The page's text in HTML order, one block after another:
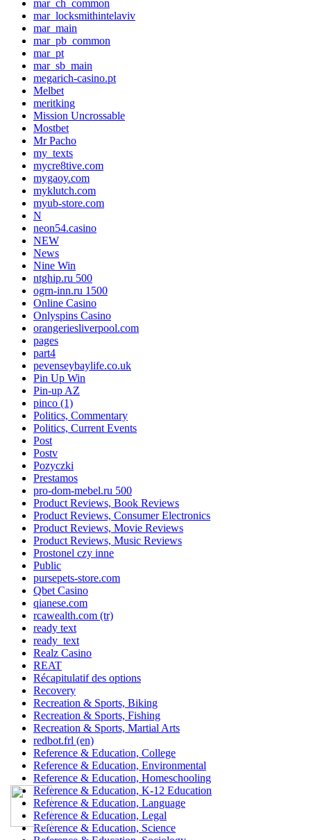
mar_ch_common
mar_locksmithintelaviv
mar_main
mar_pb_common
mar_pt
mar_sb_main
megarich-casino.pt
Melbet
meritking
Mission Uncrossable
Mostbet
Mr Pacho
my_texts
mycre8tive.com
mygaoy.com
myklutch.com
myub-store.com
N
neon54.casino
NEW
News
Nine Win
ntghip.ru 500
ogrn-inn.ru 1500
Online Casino
Onlyspins Casino
orangeriesliverpool.com
pages
part4
pevenseybaylife.co.uk
Pin Up Win
Pin-up AZ
pinco (1)
Politics, Commentary
Politics, Current Events
Post
Postv
Pozyczki
Prestamos
pro-dom-mebel.ru 500
Product Reviews, Book Reviews
Product Reviews, Consumer Electronics
Product Reviews, Movie Reviews
Product Reviews, Music Reviews
Prostonel czy inne
Public
pursepets-store.com
Qbet Casino
qianese.com
rcawealth.com (tr)
ready text
ready_text
Realz Casino
REAT
Récapitulatif des options
Recovery
Recreation & Sports, Biking
Recreation & Sports, Fishing
Recreation & Sports, Martial Arts
redbot.frl (en)
Reference & Education, College
Reference & Education, Environmental
Reference & Education, Homeschooling
Reference & Education, K-12 Education
Reference & Education, Language
Reference & Education, Legal
Reference & Education, Science